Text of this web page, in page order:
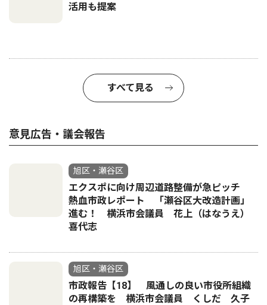
活用も提案
すべて見る
意見広告・議会報告
旭区・瀬谷区
エクスポに向け周辺道路整備が急ピッチ
熱血市政レポート 「瀬谷区大改造計画」
進む！ 横浜市会議員 花上（はなうえ）
喜代志
旭区・瀬谷区
市政報告【18】 風通しの良い市役所組織
の再構築を 横浜市会議員 くしだ 久子